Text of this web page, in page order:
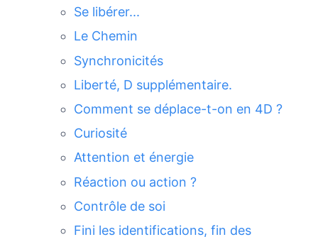
Se libérer...
Le Chemin
Synchronicités
Liberté, D supplémentaire.
Comment se déplace-t-on en 4D ?
Curiosité
Attention et énergie
Réaction ou action ?
Contrôle de soi
Fini les identifications, fin des